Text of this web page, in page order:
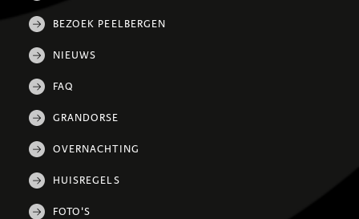
BEZOEK PEELBERGEN
NIEUWS
FAQ
GRANDORSE
OVERNACHTING
HUISREGELS
FOTO'S